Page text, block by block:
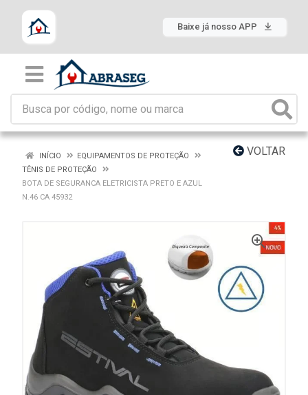
Baixe já nosso APP
VOLTAR
INÍCIO
EQUIPAMENTOS DE PROTEÇÃO
TÊNIS DE PROTEÇÃO
BOTA DE SEGURANCA ELETRICISTA PRETO E AZUL
N.46 CA 45932